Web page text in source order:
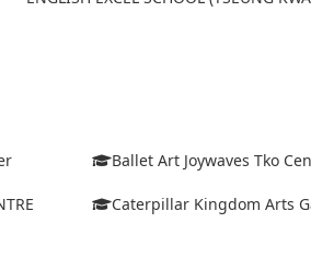
Ballet Art Joywaves Tko
Caterpillar Kingdom Arts